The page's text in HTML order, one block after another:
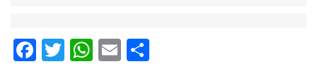
Facebook
Twitter
WhatsApp
Email